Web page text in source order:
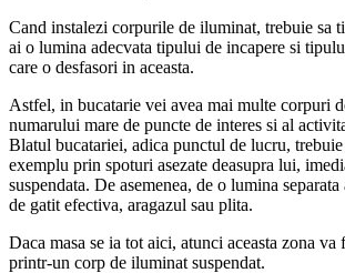
Cand instalezi corpurile de iluminat, trebuie sa
ai o lumina adecvata tipului de incapere si
care o desfasori in aceasta.
Astfel, in bucatarie vei avea mai multe corpuri
numarului mare de puncte de interes si al
Blatul bucatariei, adica punctul de lucru,
exemplu prin spoturi asezate deasupra lui,
suspendata. De asemenea, de o lumina
de gatit efectiva, aragazul sau plita.
Daca masa se ia tot aici, atunci aceasta zona va
printr-un corp de iluminat suspendat.